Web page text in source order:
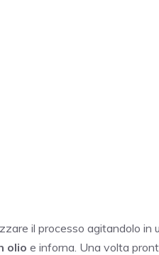
il processo agitandolo
olio e inforna. Una volta